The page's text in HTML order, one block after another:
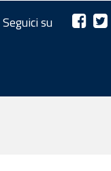
Seguici su